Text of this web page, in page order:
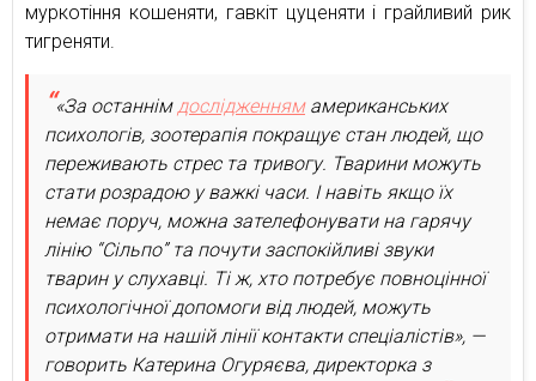
муркотіння кошеняти, гавкіт цуценяти і грайливий рик
тигреняти.
«За останнімдослідженнямамериканських
психологів, зоотерапія покращує стан людей, що
переживають стрес та тривогу. Тварини можуть
стати розрадою у важкі часи. І навіть якщо їх
немає поруч, можна зателефонувати на гарячу
лінію “Сільпо” та почути заспокійливі звуки
тварин у слухавці. Ті ж, хто потребує повноцінної
психологічної допомоги від людей, можуть
отримати на нашій лінії контакти спеціалістів», —
говорить Катерина Огуряєва, директорка з